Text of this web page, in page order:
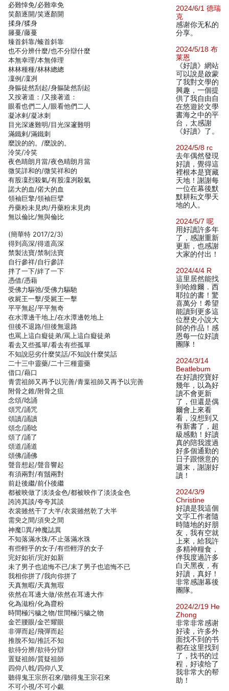
必難悻免/必難幸免
笑顏逐開/笑逐顏開
揉身/猱身
籐蔓/藤蔓
臻首斜靠/螓首斜靠
也不分辨什麼/也不分辯什麼
本無幸理/本無倖理
林林種種/林林總總
凜例/凜冽
身軀徒然刮起/身軀陡然刮起
又按著道：/又接著道：
眼看也們二人/眼看他們二人
凝冰剌/凝冰刺
目光深遂難明/目光深邃難明
滿鐵剌/滿鐵刺
麼說的的。/麼說的。
泠笑/冷笑
夜色睛朗月當/夜色晴朗月當
微笑詳和的/微笑祥和的
有股凜烈殺氣/有股凜冽殺氣
諾大的血/偌大的血
領袖巨擎/領袖巨擘
丹藥粉未見肉/丹藥粉末見肉
無以倫比/無與倫比
(簡華特 2017/2/3)
得到高深/得道高深
禁製法寶/禁制法寶
自行參祥/自行參詳
拌了一下/絆了一下
憑借/憑藉
受佛力驅弛/受佛力驅馳
收屍王一擊/受屍王一擊
平平無起/平平無奇
在水潭邊干地上/在水潭邊乾地上
但後不退路/但後無退路
也罵上這白癡徒弟/罵上這白癡徒弟
看去又些孤單/看去有些孤單
不知說惡劣什麼笑話/不知說什麼笑話
二十三中靈藥/二十三種靈藥
借口/藉口
青雲祖師又再予以完善/青葉祖師又再予以完善
附骨之錐/附骨之疽
念頌/唸誦
頌咒/誦咒
頌讀/誦讀
頌念/誦唸
頌了/誦了
頌道/誦道
頌佛/誦佛
聲音想起/聲音響起
有須兩對/有鬚兩對
前赴後繼/前仆後繼
都被映做了淡淡金色/都被映作了淡淡金色
誇誇其談/夸夸其談
衣裳雖然干了大半/衣裳雖然乾了大半
需臾之間/須臾之間
神魔異/神魔誌異
不知落滿水珠/不止落滿水珠
有些輕乎的女子/有些輕浮的女子
完好如祈/完好如新
未了男子也追悔不已/末了男子也追悔不已
我相你拼了/我向你拼了
天真無暇/天真無瑕
依然在耳邊大做/依然在耳邊大作
化為滋粉/化為齍粉
時間極污穢之物/世間極污穢之物
金芒腰眼/金芒耀眼
非彈而起/飛彈而起
推脫不知/推託不知
欲待分辨/欲待分辯
置疑祖師/質疑祖師
四仰八戟/四仰八叉
聽得鬼王宗所召來/聽得鬼王宗召來
不可小視/不可小覷
2024/6/1 德瑞
克
感谢你无私的
分享。
2024/5/18 布
莱恩
《好讀》網站
可以說是啟蒙
了我對文學的
興趣，一個提
供了我自由自
在悠遊於文學
書海之中的平
台，太感謝
《好讀》了。
2024/5/8 rc
去年偶然發現
好讀，覺得這
裡根本是寶藏
天地！謝謝每
一位在幕後默
默耕耘文學天
地的人。
2024/5/7 呢
用好讀許多年
了，感謝重新
更新，也感謝
大家的付出！
2024/4/4 R
這里居然能找
到哈維爾．西
耶拉的書！驚
喜萬分！希望
能讀到更多這
位歷史小說大
師的作品！感
恩每一位好讀
團隊！
2024/3/14
Beatlebum
在好讀挖寶好
幾年，以為好
讀不會更新
了，但還是偶
爾會上來看
看，沒想到又
有新書了，超
級感動！好讀
真的陪我渡過
好多個通勤的
日子跟愜意的
週末，謝謝好
讀！
2024/3/9
Christine
好讀是我這個
文字工作者隨
時隨地的好朋
友，我有空就
上來，給我許
多精神糧食，
伴我度過許多
白天黑夜，有
好讀，真好！
非常感謝幕後
團隊。
2024/2/19 He
Zhong
非常非常感谢
好读，许多外
面找不到的书
都在这里找到
了，找书的过
程，好读给了
我非常大的帮
助！